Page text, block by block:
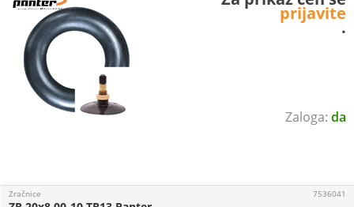
da
prijavite
.
Zračnice 7536041